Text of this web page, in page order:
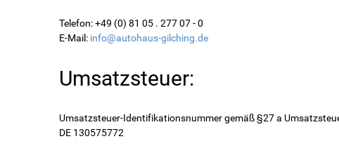
Telefon: +49 (0) 81 05 . 277 07 - 0
E-Mail: info@autohaus-gilching.de
Umsatzsteuer:
Umsatzsteuer-Identifikationsnummer gemäß §27 a
DE 130575772